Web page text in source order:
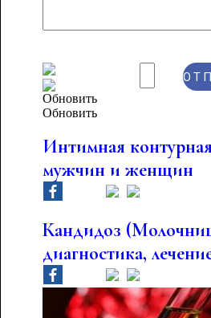
Обновить
Интимная
мужчин и женщин
Кандидоз
диагностика,